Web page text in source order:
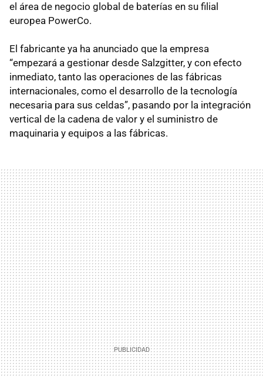
el área de negocio global de baterías en su filial
europea PowerCo.
El fabricante ya ha anunciado que la empresa
“empezará a gestionar desde Salzgitter, y con efecto
inmediato, tanto las operaciones de las fábricas
internacionales, como el desarrollo de la tecnología
necesaria para sus celdas”, pasando por la integración
vertical de la cadena de valor y el suministro de
maquinaria y equipos a las fábricas.